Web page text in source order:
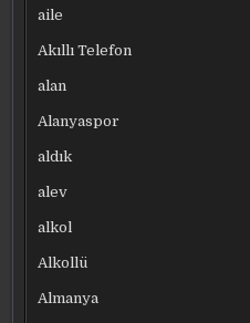
aile
Akıllı Telefon
alan
Alanyaspor
aldık
alev
alkol
Alkollü
Almanya